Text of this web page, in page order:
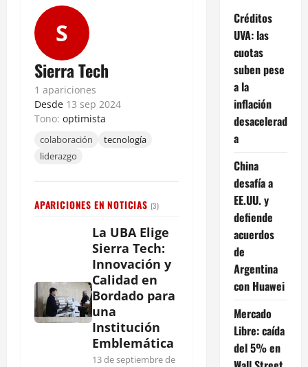
S
Sierra Tech
1 apariciones
Desde 13 sep 2024
Tono: optimista
colaboración
tecnología
liderazgo
APARICIONES EN NOTICIAS (3)
La UBA Elige
Sierra Tech:
Innovación y
Calidad en
Bordado para
una
Institución
Emblemática
13 de septiembre de
Créditos
UVA: las
cuotas
suben pese
a la
inflación
desacelerad
a
China
desafía a
EE.UU. y
defiende
acuerdos
de
Argentina
con Huawei
Mercado
Libre: caída
del 5% en